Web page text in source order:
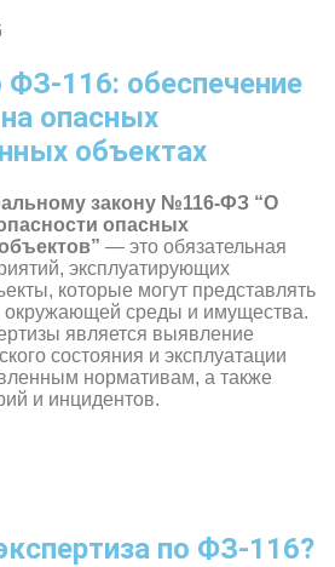
ФЗ-116: обеспечение
опасных
объектах
закону №116-ФЗ “О
опасных
— это обязательная
эксплуатирующих
которые могут представлять
окружающей среды и имущества.
является выявление
состояния и эксплуатации
нормативам, а также
и инцидентов.
по ФЗ-116?